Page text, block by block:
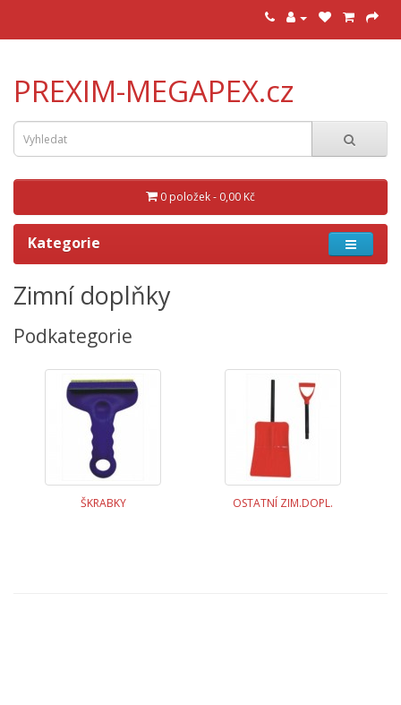
PREXIM-MEGAPEX.cz
0 položek - 0,00 Kč
Kategorie
Zimní doplňky
Podkategorie
ŠKRABKY OSTATNÍ ZIM.DOPL.